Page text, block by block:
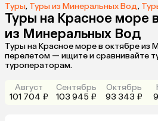
Туры, Туры из Минеральных Вод, Туры
Туры на Красное море
из Минеральных Вод
Туры на Красное море в октябре из
перелетом — ищите и сравнивайте
туроператорам.
Август
101 704 ₽
Сентябрь
103 945 ₽
Октябрь
93 343 ₽